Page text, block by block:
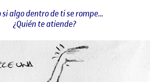
si algo dentro de ti se rompe…
¿Quién te atiende?